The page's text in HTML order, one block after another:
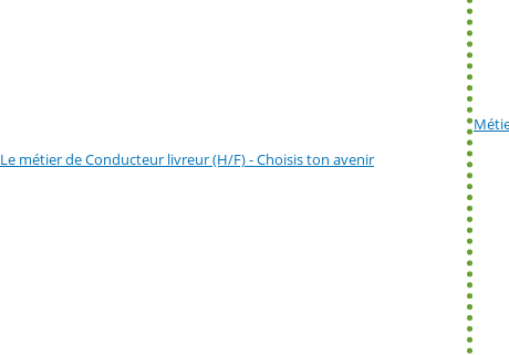
Le métier de Conducteur livreur (H/F) - Choisis ton avenir